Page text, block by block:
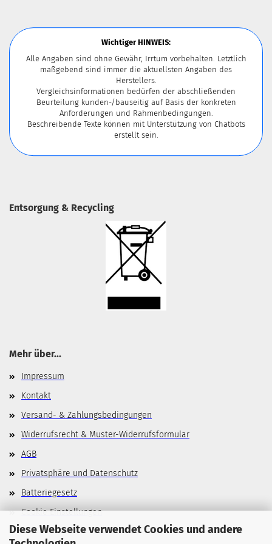
Diese Webseite verwendet Cookies und andere
Wichtiger HINWEIS:
Alle Angaben sind ohne Gewähr, Irrtum vorbehalten. Letztlich
maßgebend sind immer die aktuellsten Angaben des
Herstellers.
Vergleichsinformationen bedürfen der abschließenden
Beurteilung kunden-/bauseitig auf Basis der konkreten
Anforderungen und Rahmenbedingungen.
Beschreibende Texte können mit Unterstützung von Chatbots
erstellt sein.
Entsorgung & Recycling
Mehr über...
Impressum
Kontakt
Versand- & Zahlungsbedingungen
Widerrufsrecht & Muster-Widerrufsformular
AGB
Privatsphäre und Datenschutz
Batteriegesetz
Cookie Einstellungen